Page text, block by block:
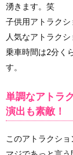
湧きます。笑
子供用アトラク
人気なアトラクシ
乗車時間は2分く
す。
単調なアトラ
演出も素敵！
このアトラクシ